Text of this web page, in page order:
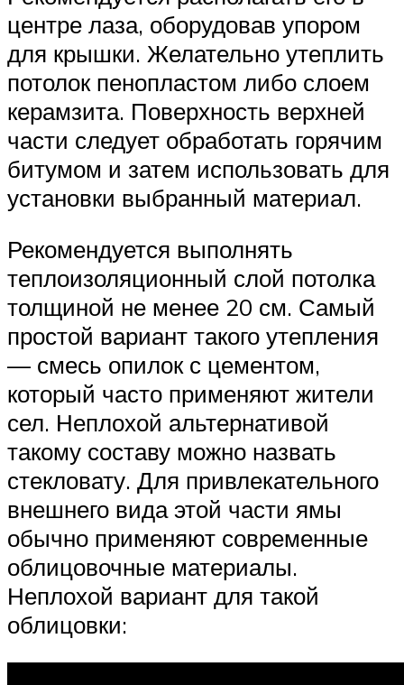
центре лаза, оборудовав упором
для крышки. Желательно утеплить
потолок пенопластом либо слоем
керамзита. Поверхность верхней
части следует обработать горячим
битумом и затем использовать для
установки выбранный материал.
Рекомендуется выполнять
теплоизоляционный слой потолка
толщиной не менее 20 см. Самый
простой вариант такого утепления
— смесь опилок с цементом,
который часто применяют жители
сел. Неплохой альтернативой
такому составу можно назвать
стекловату. Для привлекательного
внешнего вида этой части ямы
обычно применяют современные
облицовочные материалы.
Неплохой вариант для такой
облицовки: